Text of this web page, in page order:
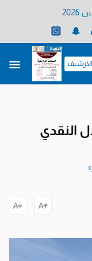
الارشيف
النقدي